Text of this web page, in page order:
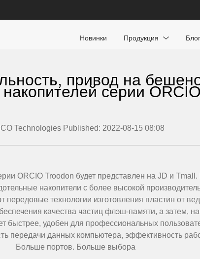
Новинки Продукция Блог
привод на
серии
Technologies Published: 2022-08-15 08:08
ORCIO Troodon будет представлен на JD и
накопители с более высокой
передовые технологии изготовления пластин от
качества частиц флэш-памяти, а затем,
удобен для профессиональных
передачи данных компьютера, эффективность
Больше портов. Больше выбора